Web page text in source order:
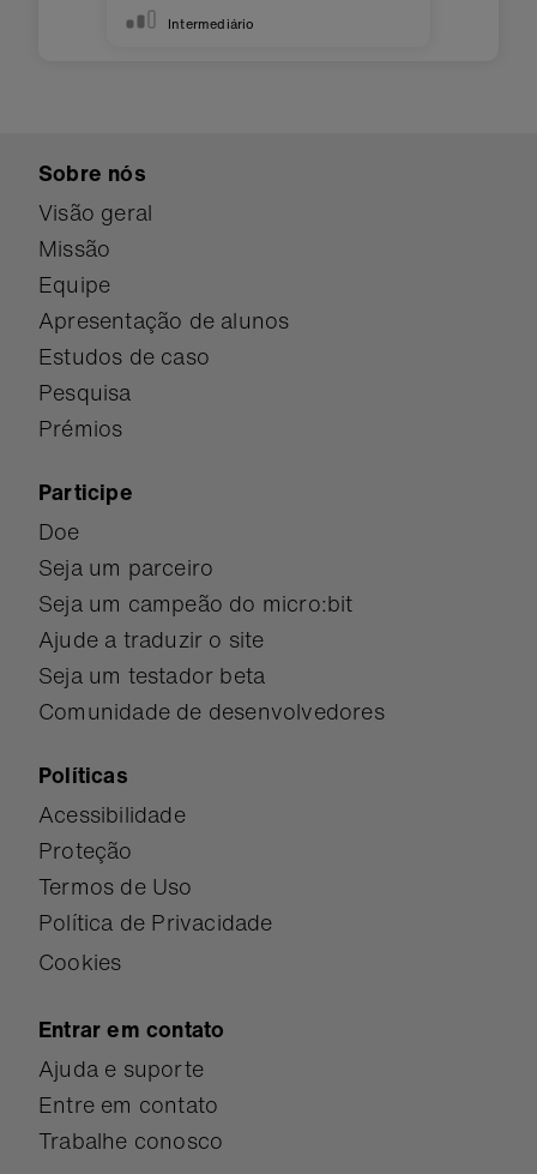
Intermediário
Sobre nós
Visão geral
Missão
Equipe
Apresentação de alunos
Estudos de caso
Pesquisa
Prémios
Participe
Doe
Seja um parceiro
Seja um campeão do micro:bit
Ajude a traduzir o site
Seja um testador beta
Comunidade de desenvolvedores
Políticas
Acessibilidade
Proteção
Termos de Uso
Política de Privacidade
Cookies
Entrar em contato
Ajuda e suporte
Entre em contato
Trabalhe conosco